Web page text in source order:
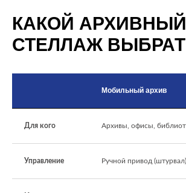
КАКОЙ АРХИВНЫЙ
СТЕЛЛАЖ
Мобильный архив
Для кого Архивы, офисы,
Управление Ручной привод (штурвал)